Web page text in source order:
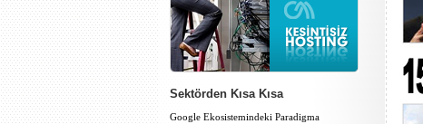
Sektörden Kısa Kısa
Google Ekosistemindeki Paradigma